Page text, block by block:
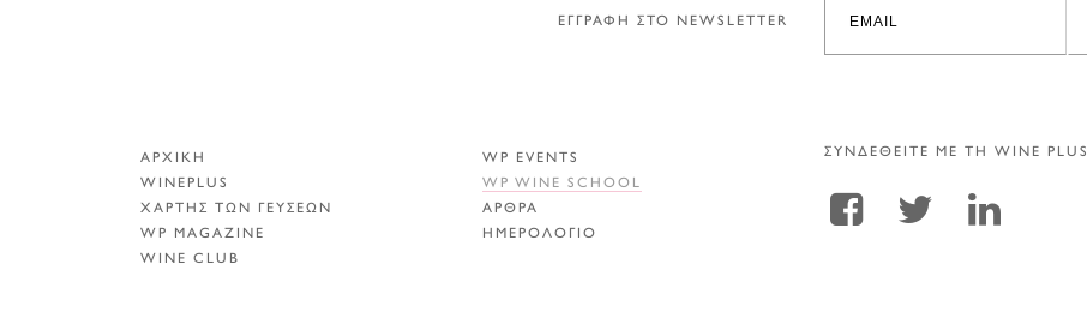
ΕΓΓΡΑΦΗ ΣΤΟ NEWSLETTER
ΑΡΧΙΚΗ
WINEPLUS
ΧΑΡΤΗΣ ΤΩΝ ΓΕΥΣΕΩΝ
WP MAGAZINE
WINE CLUB
WP EVENTS
WP WINE SCHOOL
ΑΡΘΡΑ
ΗΜΕΡΟΛΟΓΙΟ
ΣΥΝΔΕΘΕΙΤΕ ΜΕ ΤΗ WINE PLUS